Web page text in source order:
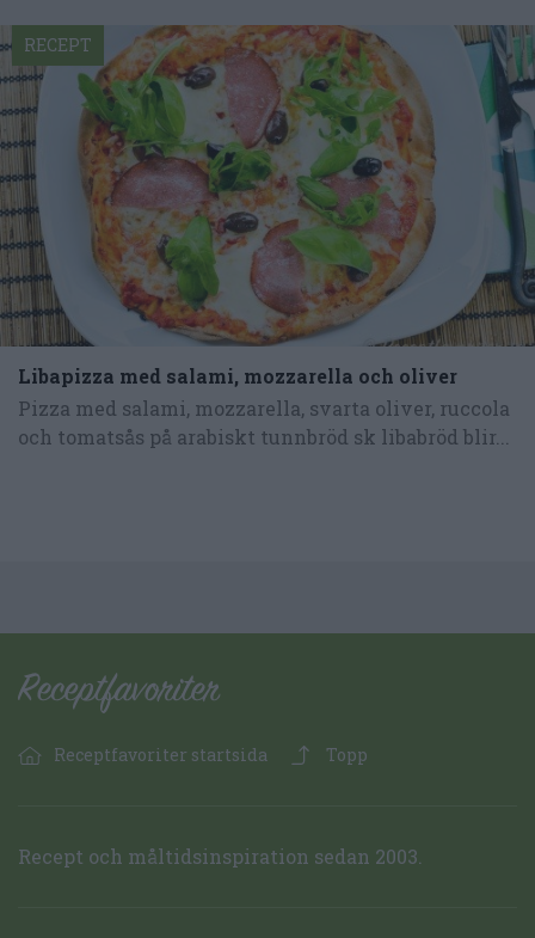
Libapizza med salami, mozzarella och oliver
Pizza med salami, mozzarella, svarta oliver, ruccola
och tomatsås på arabiskt tunnbröd sk libabröd blir...
RECEPT
Receptfavoriter startsida Topp
Recept och måltidsinspiration sedan 2003.